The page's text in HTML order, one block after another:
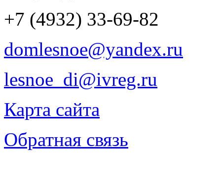
+7 (4932) 33-69-82
domlesnoe@yandex.ru
lesnoe_di@ivreg.ru
Карта сайта
Обратная связь